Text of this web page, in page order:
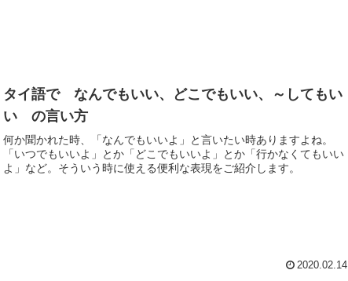
タイ語で なんでもいい、どこでもいい、～してもい
い の言い方
何か聞かれた時、「なんでもいいよ」と言いたい時ありますよね。
「いつでもいいよ」とか「どこでもいいよ」とか「行かなくてもいい
よ」など。そういう時に使える便利な表現をご紹介します。
2020.02.14